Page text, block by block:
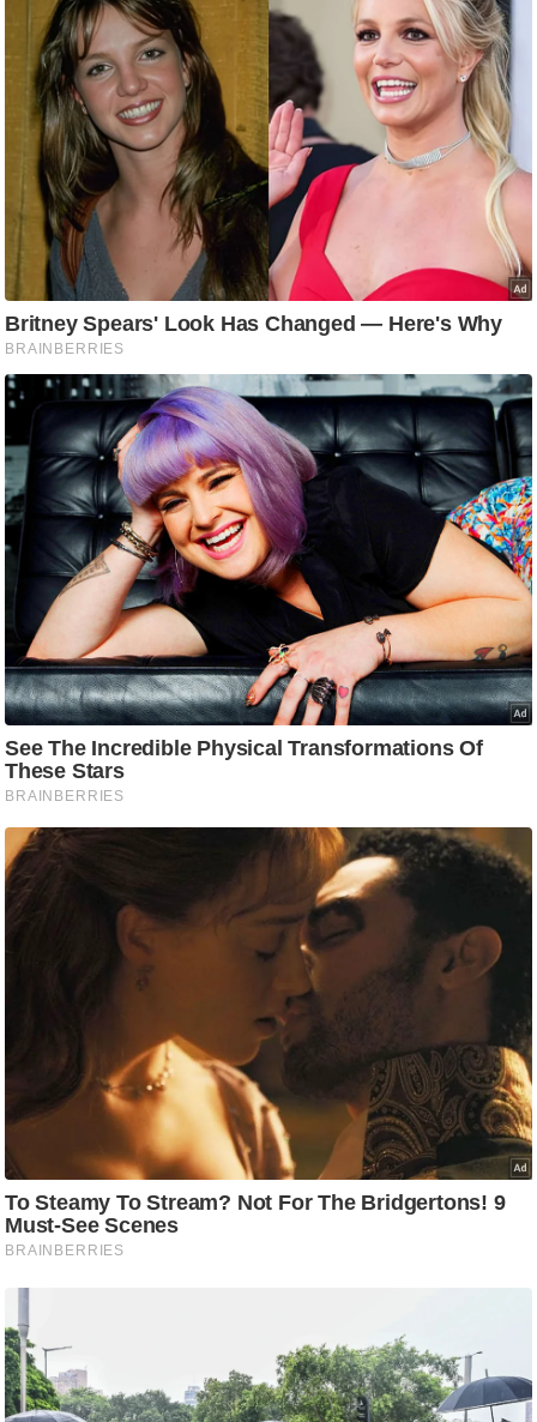
यि
क
मा
तृ
भू
मि
स्तं
म
.
आ
.
आ
चा
प
र
स
मी
क्षा
ध
र्म
ज्यो
ति
/
र्म
स्थ
ल
त्यो
हा
र